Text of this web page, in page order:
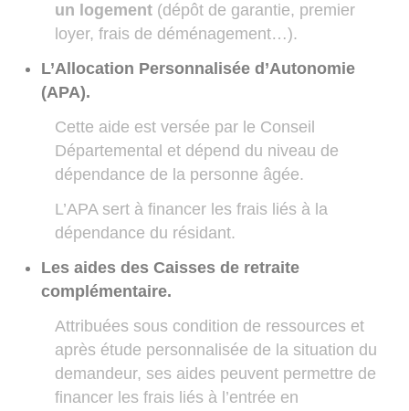
un logement (dépôt de garantie, premier
loyer, frais de déménagement…).
L’Allocation Personnalisée d’Autonomie
(APA).
Cette aide est versée par le Conseil
Départemental et dépend du niveau de
dépendance de la personne âgée.
L’APA sert à financer les frais liés à la
dépendance du résidant.
Les aides des Caisses de retraite
complémentaire.
Attribuées sous condition de ressources et
après étude personnalisée de la situation du
demandeur, ses aides peuvent permettre de
financer les frais liés à l’entrée en